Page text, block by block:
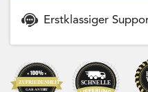
Erstklassiger